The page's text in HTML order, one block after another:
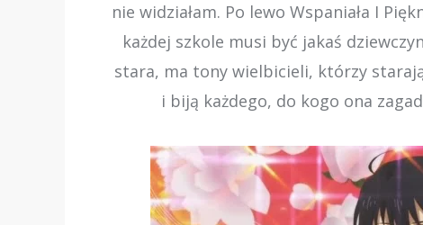
nie widziałam. Po lewo Wspaniała I
każdej szkole musi być jakaś
stara, ma tony wielbicieli, którzy
i biją każdego, do kogo ona